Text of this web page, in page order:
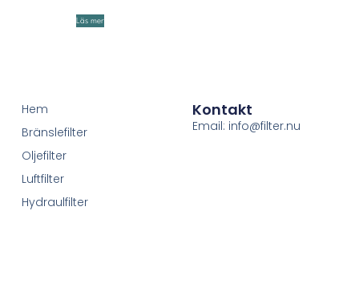
Läs mer
Hem
Bränslefilter
Oljefilter
Luftfilter
Hydraulfilter
Kontakt
Email: info@filter.nu